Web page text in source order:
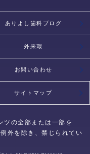
ありよし歯科ブログ
外来環
お問い合わせ
サイトマップ
の全部または一部を
外を除き、禁じられてい